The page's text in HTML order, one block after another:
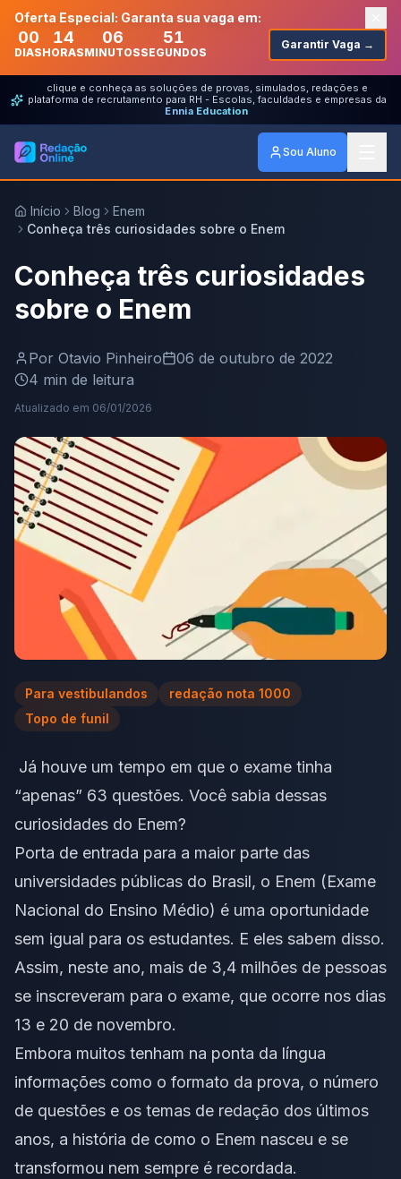
Oferta Especial: Garanta sua vaga em:
00
DIAS
14
HORAS
06
MINUTOS
51
SEGUNDOS
Garantir Vaga →
clique e conheça as soluções de provas, simulados, redações e
plataforma de recrutamento para RH - Escolas, faculdades e empresas da
Ennia Education
Sou Aluno
Início Blog
Enem
Conheça três curiosidades sobre o Enem
Conheça três curiosidades
sobre o Enem
Por Otavio Pinheiro
06 de outubro de 2022
4 min de leitura
Atualizado em 06/01/2026
Para vestibulandos
redação nota 1000
Topo de funil
Já houve um tempo em que o exame tinha
“apenas” 63 questões. Você sabia dessas
curiosidades do Enem?
Porta de entrada para a maior parte das
universidades públicas do Brasil, o Enem (Exame
Nacional do Ensino Médio) é uma oportunidade
sem igual para os estudantes. E eles sabem disso.
Assim, neste ano, mais de 3,4 milhões de pessoas
se inscreveram para o exame, que ocorre nos dias
13 e 20 de novembro.
Embora muitos tenham na ponta da língua
informações como o formato da prova, o número
de questões e os temas de redação dos últimos
anos, a história de como o Enem nasceu e se
transformou nem sempre é recordada.